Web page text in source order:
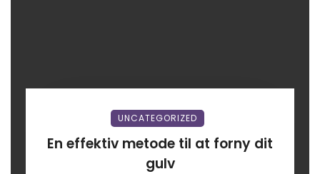
UNCATEGORIZED
En effektiv metode til at forny dit
gulv